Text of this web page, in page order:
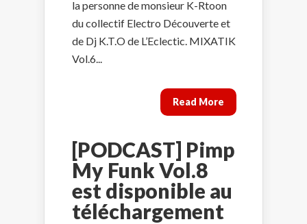
la personne de monsieur K-Rtoon
du collectif Electro Découverte et
de Dj K.T.O de L’Eclectic. MIXATIK
Vol.6...
Read More
[PODCAST] Pimp
My Funk Vol.8
est disponible au
téléchargement